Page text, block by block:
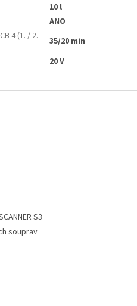
10 l
ANO
4 (1. / 2.
35/20 min
20 V
S3
souprav